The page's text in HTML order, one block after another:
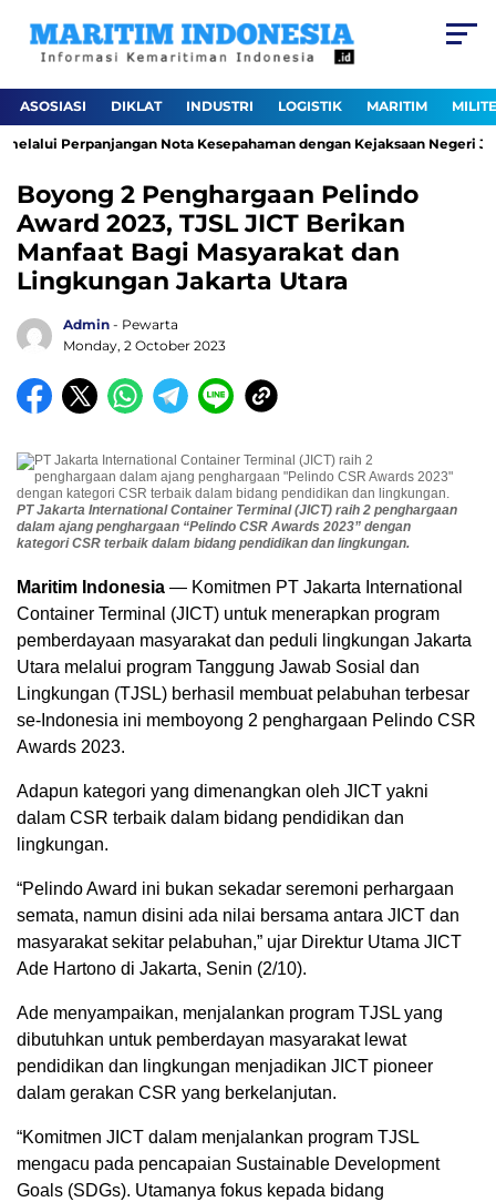
ASOSIASI DIKLAT INDUSTRI LOGISTIK MARITIM
Perpanjangan Nota Kesepahaman dengan Kejaksaan Negeri
Boyong 2 Penghargaan Pelindo
Award 2023, TJSL JICT Berikan
Manfaat Bagi Masyarakat dan
Lingkungan Jakarta Utara
Admin - Pewarta
Monday, 2 October 2023
PT Jakarta International Container Terminal (JICT) raih 2 penghargaan
dalam ajang penghargaan “Pelindo CSR Awards 2023” dengan
kategori CSR terbaik dalam bidang pendidikan dan lingkungan.
Maritim Indonesia — Komitmen PT Jakarta International
Container Terminal (JICT) untuk menerapkan program
pemberdayaan masyarakat dan peduli lingkungan Jakarta
Utara melalui program Tanggung Jawab Sosial dan
Lingkungan (TJSL) berhasil membuat pelabuhan terbesar
se-Indonesia ini memboyong 2 penghargaan Pelindo CSR
Awards 2023.
Adapun kategori yang dimenangkan oleh JICT yakni
dalam CSR terbaik dalam bidang pendidikan dan
lingkungan.
“Pelindo Award ini bukan sekadar seremoni perhargaan
semata, namun disini ada nilai bersama antara JICT dan
masyarakat sekitar pelabuhan,” ujar Direktur Utama JICT
Ade Hartono di Jakarta, Senin (2/10).
Ade menyampaikan, menjalankan program TJSL yang
dibutuhkan untuk pemberdayan masyarakat lewat
pendidikan dan lingkungan menjadikan JICT pioneer
dalam gerakan CSR yang berkelanjutan.
“Komitmen JICT dalam menjalankan program TJSL
mengacu pada pencapaian Sustainable Development
Goals (SDGs). Utamanya fokus kepada bidang